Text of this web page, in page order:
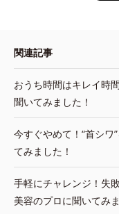
関連記事
おうち時間はキレイ時
聞いてみました！
今すぐやめて！“首シ
てみました！
手軽にチャレンジ！失
美容のプロに聞いてみ